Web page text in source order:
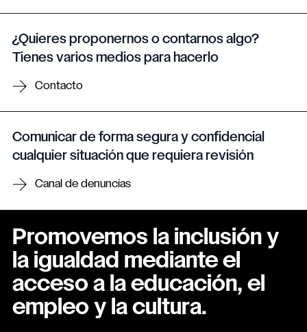
¿Quieres proponernos o contarnos algo?
Tienes varios medios para hacerlo
Contacto
Comunicar de forma segura y confidencial
cualquier situación que requiera revisión
Canal de denuncias
Promovemos la inclusión y
la igualdad mediante el
acceso a la educación, el
empleo y la cultura.